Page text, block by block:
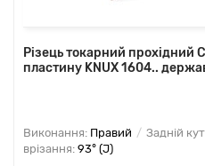
Різець токарний прохідний
пластину KNUX 1604..
Виконання: Правий Задній
врізання: 93° (J)